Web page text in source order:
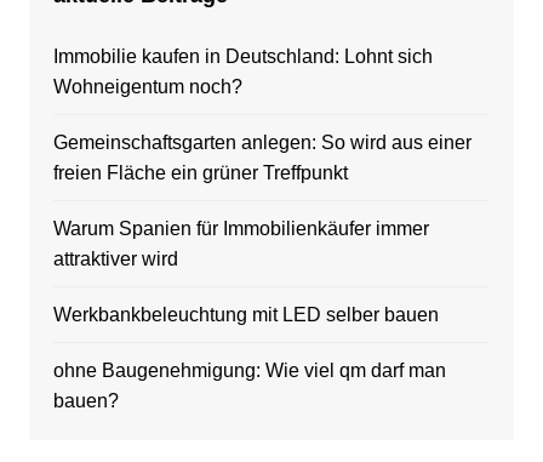
Immobilie kaufen in Deutschland: Lohnt sich
Wohneigentum noch?
Gemeinschaftsgarten anlegen: So wird aus einer
freien Fläche ein grüner Treffpunkt
Warum Spanien für Immobilienkäufer immer
attraktiver wird
Werkbankbeleuchtung mit LED selber bauen
ohne Baugenehmigung: Wie viel qm darf man
bauen?